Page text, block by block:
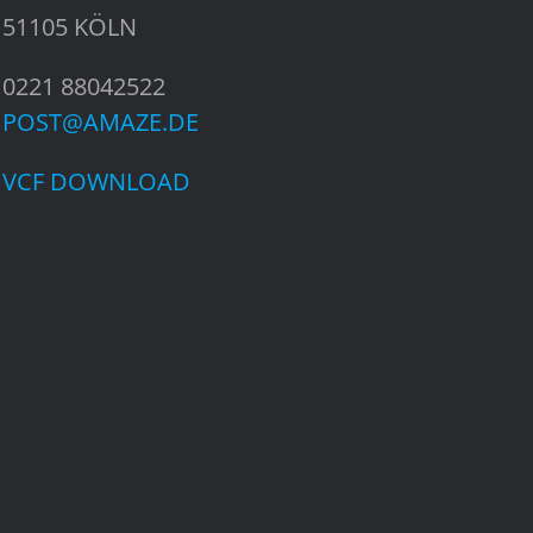
51105 KÖLN
0221 88042522
POST@AMAZE.DE
VCF DOWNLOAD